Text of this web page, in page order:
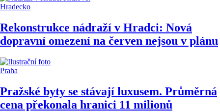
Hradecko
Rekonstrukce nádraží v Hradci: Nová
dopravní omezení na červen nejsou v plánu
Praha
Pražské byty se stávají luxusem. Průměrná
cena překonala hranici 11 milionů